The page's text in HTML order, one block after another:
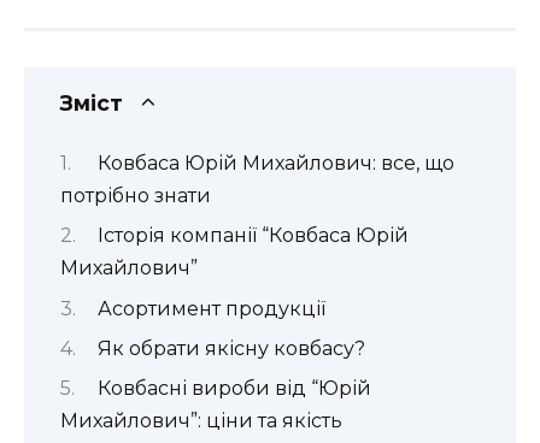
Зміст
Ковбаса Юрій Михайлович: все, що
потрібно знати
Історія компанії “Ковбаса Юрій
Михайлович”
Асортимент продукції
Як обрати якісну ковбасу?
Ковбасні вироби від “Юрій
Михайлович”: ціни та якість